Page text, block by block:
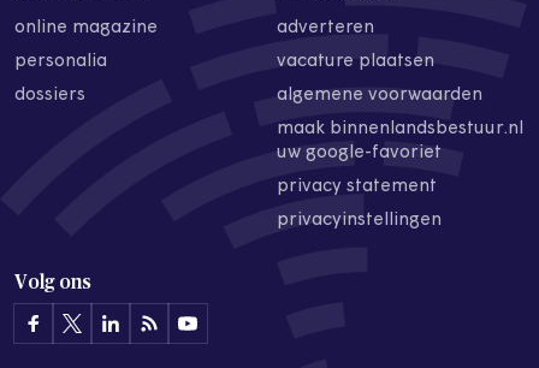
online magazine
personalia
dossiers
adverteren
vacature plaatsen
algemene voorwaarden
maak binnenlandsbestuur.nl
uw google-favoriet
privacy statement
privacyinstellingen
Volg ons